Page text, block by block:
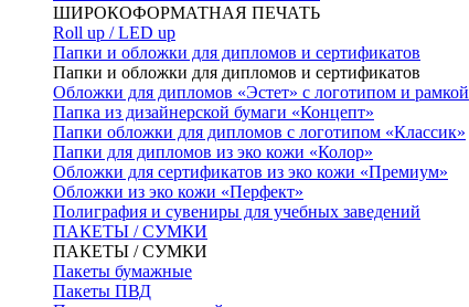
ШИРОКОФОРМАТНАЯ ПЕЧАТЬ
Roll up / LED up
Папки и обложки для дипломов и сертификатов
Папки и обложки для дипломов и сертификатов
Обложки для дипломов «Эстет» с логотипом и рамкой
Папка из дизайнерской бумаги «Концепт»
Папки обложки для дипломов с логотипом «Классик»
Папки для дипломов из эко кожи «Колор»
Обложки для сертификатов из эко кожи «Премиум»
Обложки из эко кожи «Перфект»
Полиграфия и сувениры для учебных заведений
ПАКЕТЫ / СУМКИ
ПАКЕТЫ / СУМКИ
Пакеты бумажные
Пакеты ПВД